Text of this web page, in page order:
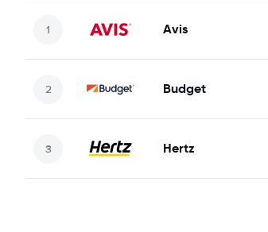
Avis
Budget
Hertz